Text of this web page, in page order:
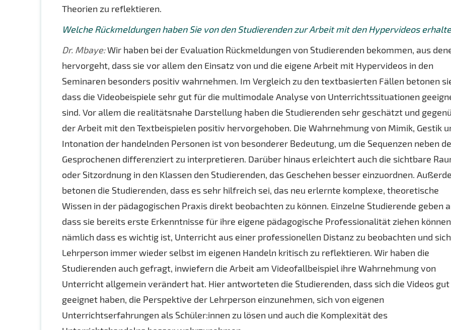
Theorien zu reflektieren.
Welche Rückmeldungen haben Sie von den Studierenden zur Arbeit mit den Hypervideos
Dr. Mbaye:Wir haben bei der Evaluation Rückmeldungen von Studierenden bekommen, aus
hervorgeht, dass sie vor allem den Einsatz von und die eigene Arbeit mit Hypervideos in den
Seminaren besonders positiv wahrnehmen. Im Vergleich zu den textbasierten Fällen betonen
dass die Videobeispiele sehr gut für die multimodale Analyse von Unterrichtssituationen
sind. Vor allem die realitätsnahe Darstellung haben die Studierenden sehr geschätzt und
der Arbeit mit den Textbeispielen positiv hervorgehoben. Die Wahrnehmung von Mimik, Gestik
Intonation der handelnden Personen ist von besonderer Bedeutung, um die Sequenzen neben
Gesprochenen differenziert zu interpretieren. Darüber hinaus erleichtert auch die sichtbare
oder Sitzordnung in den Klassen den Studierenden, das Geschehen besser einzuordnen.
betonen die Studierenden, dass es sehr hilfreich sei, das neu erlernte komplexe, theoretische
Wissen in der pädagogischen Praxis direkt beobachten zu können. Einzelne Studierende geben
dass sie bereits erste Erkenntnisse für ihre eigene pädagogische Professionalität ziehen
nämlich dass es wichtig ist, Unterricht aus einer professionellen Distanz zu beobachten und
Lehrperson immer wieder selbst im eigenen Handeln kritisch zu reflektieren. Wir haben die
Studierenden auch gefragt, inwiefern die Arbeit am Videofallbeispiel ihre Wahrnehmung von
Unterricht allgemein verändert hat. Hier antworteten die Studierenden, dass sich die Videos gut
geeignet haben, die Perspektive der Lehrperson einzunehmen, sich von eigenen
Unterrichtserfahrungen als Schüler:innen zu lösen und auch die Komplexität des